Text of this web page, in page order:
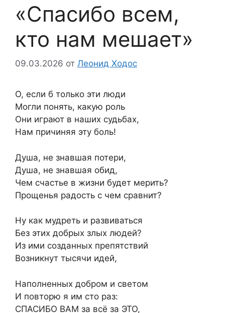
«Спасибо всем,
кто нам мешает»
09.03.2026 от Леонид Ходос
О, если б только эти люди
Могли понять, какую роль
Они играют в наших судьбах,
Нам причиняя эту боль!
Душа, не знавшая потери,
Душа, не знавшая обид,
Чем счастье в жизни будет мерить?
Прощенья радость с чем сравнит?
Ну как мудреть и развиваться
Без этих добрых злых людей?
Из ими созданных препятствий
Возникнут тысячи идей,
Наполненных добром и светом
И повторю я им сто раз:
СПАСИБО ВАМ за всё за ЭТО,